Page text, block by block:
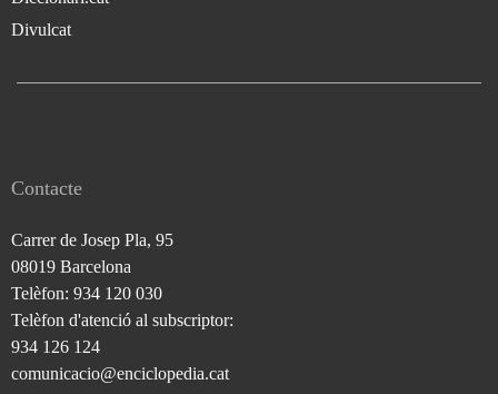
Divulcat
Contacte
Carrer de Josep Pla, 95
08019 Barcelona
Telèfon: 934 120 030
Telèfon d'atenció al subscriptor:
934 126 124
comunicacio@enciclopedia.cat